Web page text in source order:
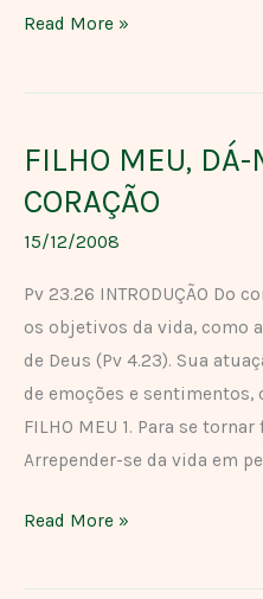
Read More »
FILHO MEU, DÁ-
CORAÇÃO
15/12/2008
Pv 23.26 INTRODUÇÃO Do
os objetivos da vida, como
de Deus (Pv 4.23). Sua
de emoções e sentimentos,
FILHO MEU 1. Para se
Arrepender-se da vida em
FILHO
MEU,
ME
O
TEU
CORAÇÃO
Read More »